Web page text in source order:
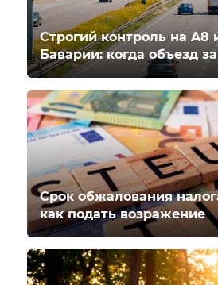
Строгий контроль на A8
Баварии: когда объезд
Срок обжалования
как подать возражение